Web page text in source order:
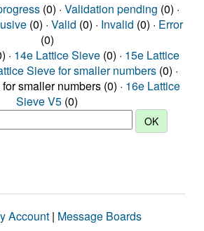
(0) · Validation pending (0) ·
(0) · Valid (0) · Invalid (0) · Error
(0)
· 14e Lattice Sieve (0) · 15e Lattice
Sieve for smaller numbers (0) ·
smaller numbers (0) · 16e Lattice
Sieve V5 (0)
Account | Message Boards